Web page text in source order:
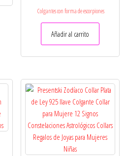
Colgantes con forma de escorpiones
Añadir al carrito